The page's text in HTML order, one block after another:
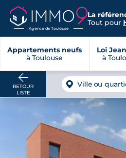
Agence de Toulouse
La
Tout pour
Appartements neufs
à Toulouse
Loi
à
RETOUR
LISTE
Ville ou